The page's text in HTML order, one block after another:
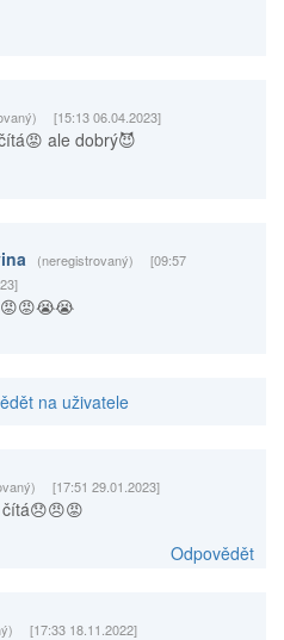
[15:13 06.04.2023]
ale dobrý😈
(neregistrovaný)
[09:57
na uživatele
[17:51 29.01.2023]
Odpovědět
[17:33 18.11.2022]